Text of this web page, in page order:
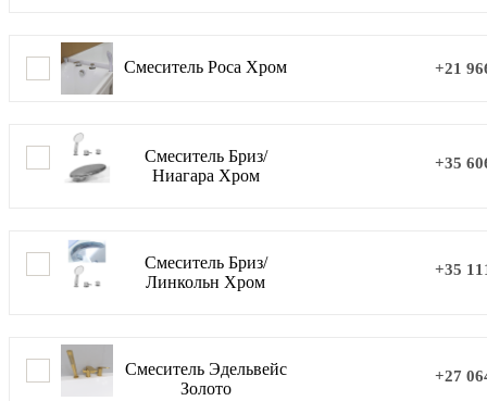
Смеситель Роса Хром +21
Смеситель Бриз/
Ниагара Хром
+35
Смеситель Бриз/
Линкольн Хром
+35
Смеситель Эдельвейс
Золото
+27